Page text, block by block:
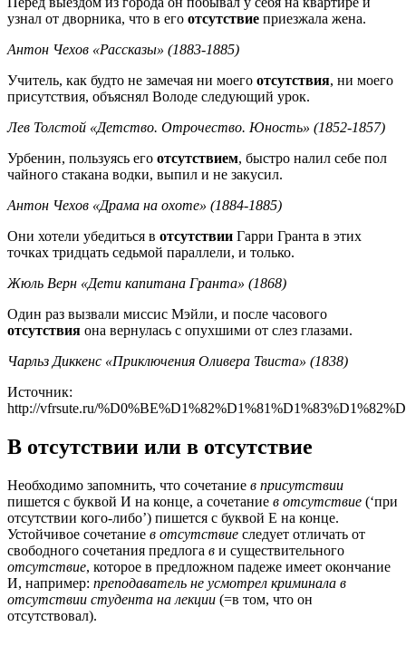
узнал от дворника, что в его отсутствие приезжала жена.
Антон Чехов «Рассказы» (1883-1885)
Учитель, как будто не замечая ни моего отсутствия, ни моего
присутствия, объяснял Володе следующий урок.
Лев Толстой «Детство. Отрочество. Юность» (1852-1857)
Урбенин, пользуясь его отсутствием, быстро налил себе пол
чайного стакана водки, выпил и не закусил.
Антон Чехов «Драма на охоте» (1884-1885)
Они хотели убедиться в отсутствии Гарри Гранта в этих
точках тридцать седьмой параллели, и только.
Жюль Верн «Дети капитана Гранта» (1868)
Один раз вызвали миссис Мэйли, и после часового
отсутствия она вернулась с опухшими от слез глазами.
Чарльз Диккенс «Приключения Оливера Твиста» (1838)
Источник:
http://vfrsute.ru/
В отсутствии или в отсутствие
Необходимо запомнить, что сочетание в присутствии
пишется с буквой И на конце, а сочетание в отсутствие (‘при
отсутствии кого-либо’) пишется с буквой Е на конце.
Устойчивое сочетание в отсутствие следует отличать от
свободного сочетания предлога в и существительного
отсутствие, которое в предложном падеже имеет окончание
И, например: преподаватель не усмотрел криминала в
отсутствии студента на лекции (=в том, что он
отсутствовал).